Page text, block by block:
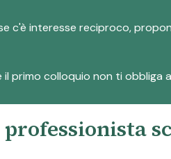
c'è interesse reciproco,
colloquio non ti obbliga